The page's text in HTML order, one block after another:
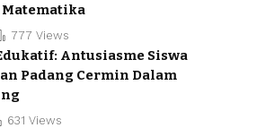
777 Views
Antusiasme Siswa
Padang Cermin Dalam
631 Views